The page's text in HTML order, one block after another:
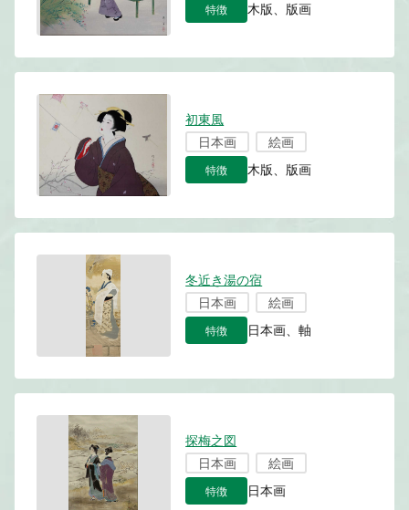
特徴 木版、版画
初東風
日本画
絵画
特徴 木版、版画
冬近き湯の宿
日本画
絵画
特徴 日本画、軸
探梅之図
日本画
絵画
特徴 日本画